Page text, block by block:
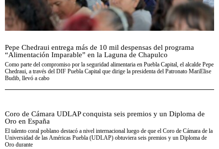
Pepe Chedraui entrega más de 10 mil despensas del programa
“Alimentación Imparable” en la Laguna de Chapulco
Como parte del compromiso por la seguridad alimentaria en Puebla Capital, el alcalde Pepe
Chedraui, a través del DIF Puebla Capital que dirige la presidenta del Patronato MariElise
Budib, llevó a cabo
Coro de Cámara UDLAP conquista seis premios y un Diploma de
Oro en España
El talento coral poblano destacó a nivel internacional luego de que el Coro de Cámara de la
Universidad de las Américas Puebla (UDLAP) obtuviera seis premios y un Diploma de
Oro durante